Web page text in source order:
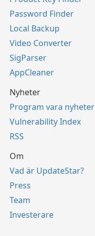
Password Finder
Local Backup
Video Converter
SigParser
AppCleaner
Nyheter
Program vara nyheter
Vulnerability Index
RSS
Om
Vad är UpdateStar?
Press
Team
Investerare